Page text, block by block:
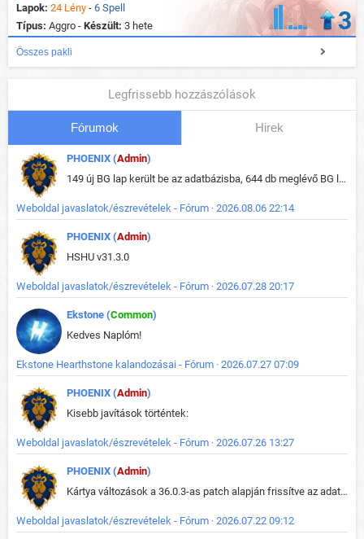
Lapok: 24 Lény - 6 Spell
Típus: Aggro - Készült: 3 hete 3
Összes pakli
Legfrissebb hozzászólások
Fórumok Hirek
PHOENIX (Admin)
149 új BG lap került be az adatbázisba, 644 db meglévő BG lap módosult, bekerültek az új képek a megváltozott lapokhoz is.
Weboldal javaslatok/észrevételek - Fórum · 2026.08.06 22:14
PHOENIX (Admin)
HSHU v31.3.0
Weboldal javaslatok/észrevételek - Fórum · 2026.07.28 20:17
Ekstone (Common)
Kedves Naplóm!
Ekstone Hearthstone kalandozásai - Fórum · 2026.07.27 07:09
PHOENIX (Admin)
Kisebb javítások történtek:
Weboldal javaslatok/észrevételek - Fórum · 2026.07.26 13:27
PHOENIX (Admin)
Kártya változások a 36.0.3-as patch alapján frissítve az adatbázisban (képek is cserélve).
Weboldal javaslatok/észrevételek - Fórum · 2026.07.22 09:12